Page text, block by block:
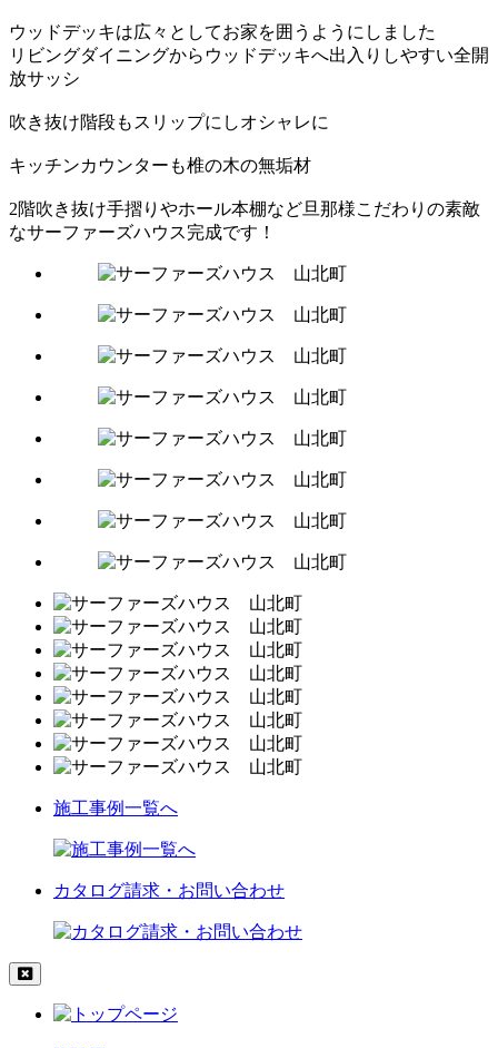
ウッドデッキは広々としてお家を囲うようにしました
リビングダイニングからウッドデッキへ出入りしやすい全開
放サッシ
吹き抜け階段もスリップにしオシャレに
キッチンカウンターも椎の木の無垢材
2階吹き抜け手摺りやホール本棚など旦那様こだわりの素敵
なサーファーズハウス完成です！
施工事例一覧へ
カタログ請求・お問い合わせ